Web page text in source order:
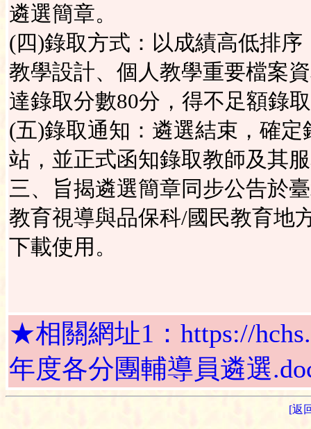
遴選簡章。
(四)錄取方式：以成績高低排
教學設計、個人教學重要檔案
達錄取分數80分，得不足額錄
(五)錄取通知：遴選結束，確
站，並正式函知錄取教師及其
三、旨揭遴選簡章同步公告於
教育視導與品保科/國民教育地
下載使用。
★相關網址1：https://
年度各分團輔導員遴選
[返